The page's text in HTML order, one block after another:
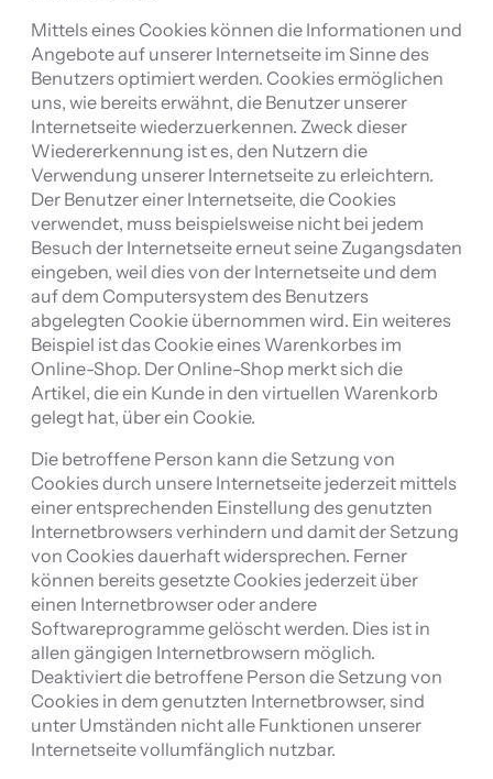
Mittels eines Cookies können die Informationen und
Angebote auf unserer Internetseite im Sinne des
Benutzers optimiert werden. Cookies ermöglichen
uns, wie bereits erwähnt, die Benutzer unserer
Internetseite wiederzuerkennen. Zweck dieser
Wiedererkennung ist es, den Nutzern die
Verwendung unserer Internetseite zu erleichtern.
Der Benutzer einer Internetseite, die Cookies
verwendet, muss beispielsweise nicht bei jedem
Besuch der Internetseite erneut seine Zugangsdaten
eingeben, weil dies von der Internetseite und dem
auf dem Computersystem des Benutzers
abgelegten Cookie übernommen wird. Ein weiteres
Beispiel ist das Cookie eines Warenkorbes im
Online-Shop. Der Online-Shop merkt sich die
Artikel, die ein Kunde in den virtuellen Warenkorb
gelegt hat, über ein Cookie.
Die betroffene Person kann die Setzung von
Cookies durch unsere Internetseite jederzeit mittels
einer entsprechenden Einstellung des genutzten
Internetbrowsers verhindern und damit der Setzung
von Cookies dauerhaft widersprechen. Ferner
können bereits gesetzte Cookies jederzeit über
einen Internetbrowser oder andere
Softwareprogramme gelöscht werden. Dies ist in
allen gängigen Internetbrowsern möglich.
Deaktiviert die betroffene Person die Setzung von
Cookies in dem genutzten Internetbrowser, sind
unter Umständen nicht alle Funktionen unserer
Internetseite vollumfänglich nutzbar.